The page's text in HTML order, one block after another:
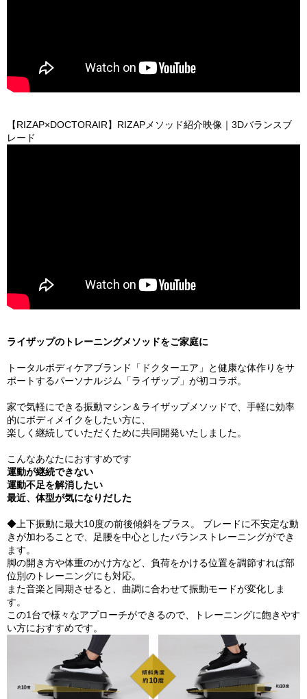
【RIZAP×DOCTORAIR】RIZAPメソッド紹介映像｜3Dバランスブ
レード
ライザップのトレーニングメソッドをご家庭に
トータルボディケアブランド「ドクターエア」と健康な体作りをサ
ポートするパーソナルジム「ライザップ」が初コラボ。
家で気軽にできる振動マシン＆ライザップメソッドで、手軽に効率
的にボディメイクをしたい方に、
楽しく継続していただくために共同開発いたしました。
こんなあなたにおすすめです
運動が継続できない
運動不足を解消したい
最近、体型が気になりだした
◆上下振動に最大10度の前後傾斜をプラス。 ブレードに不安定な動
きが加わることで、足腰を中心としたバランストレーニングができ
ます。
脚の開き方や体重のかけ方など、負荷をかける位置を調節すれば部
位別のトレーニングにも対応。
また音楽と同期させると、曲調に合わせて振動モードが変化しま
す。
この1台で様々なアプローチができるので、トレーニングに飽きやす
い方におすすめです。